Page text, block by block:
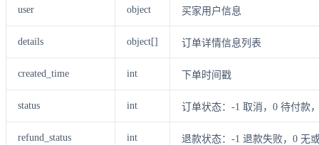
user object 买家用户信息
details object[] 订单详情信息列表
created_time int 下单时间戳
status int 订单状态：-1 取消，0 待付款
refund_status int 退款状态：-1 退款失败，0 无